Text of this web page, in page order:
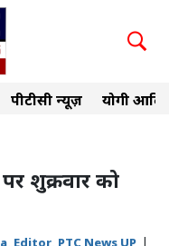
पीटीसी न्यूज़ योगी
शुक्रवार को